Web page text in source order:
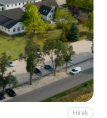
Hírek